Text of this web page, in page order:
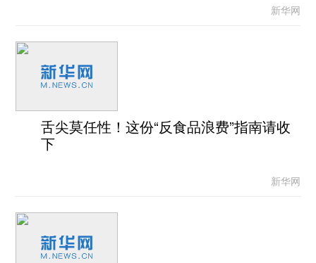
新华网
舌尖莫任性！这份“反食品浪费”指南请收
下
新华网